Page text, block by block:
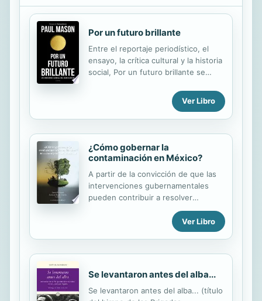
revoluciones europeas de 1848 y los
Por un futuro brillante
Entre el reportaje periodístico, el
ensayo, la crítica cultural y la historia
social, Por un futuro brillante se
apasionada del ser humano, de
nuestros derechos y libertades
universales y de nuestro poder para
Porque todavía somos capaces de
dar forma a nuestro futuro y
algo más que engranajes en una
máquina. ¿Queremos ser
controlados? ¿O queremos algo
Ver Libro
¿Cómo gobernar la
contaminación en México?
A partir de la convicción de que las
intervenciones gubernamentales
pueden contribuir a resolver
problemas sociales, este libro
presenta cinco análisis de política
pública que proponen alternativas de
contaminación en México. Los
permitirán a los estudiantes y a los
tomadores de decisiones aprender
Ver Libro
Se levantaron antes del alba...
Se levantaron antes del alba... (título